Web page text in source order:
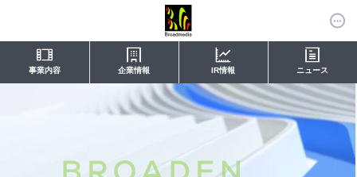
事業内容 企業情報 IR情報 ニュース